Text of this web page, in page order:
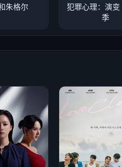
朱格尔
犯罪心理：演变
季